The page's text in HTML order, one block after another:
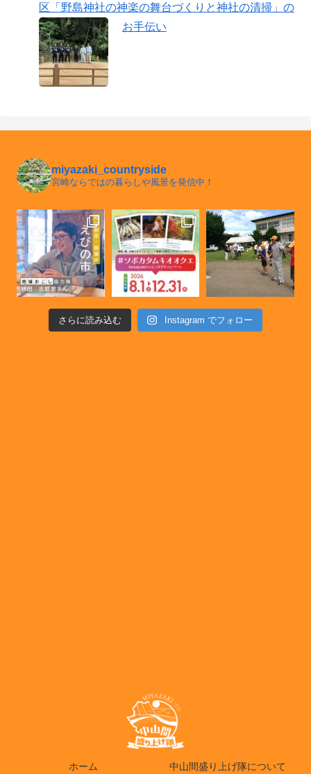
区「野島神社の神楽の舞台づくりと神社の清掃」の
お手伝い
miyazaki_countryside
宮崎ならではの暮らしや風景を発信中！
さらに読み込む Instagram でフォロー
ホーム 中山間盛り上げ隊について